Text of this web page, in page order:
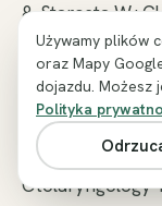
8. Starosta W.:
ruchowa.
Sportowej.
9. Ryu J.H.:
neural
Otolaryngology
Używamy plików
oraz Mapy
dojazdu. Możesz
Polityka